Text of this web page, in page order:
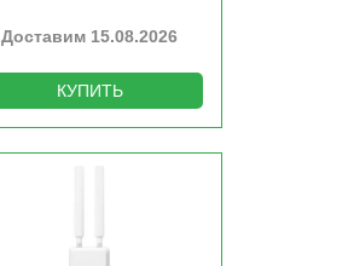
Доставим 15.08.2026
КУПИТЬ